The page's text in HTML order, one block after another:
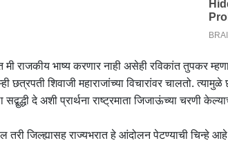
राजकीय भाष्य करणार नाही असेही रविकांत तुपकर
शिवाजी महाराजांच्या विचारांवर चालतो. त्यामुळे
दे अशी प्रार्थना राष्ट्रमाता जिजाऊंच्या चरणी
जिल्ह्यासह राज्यभरात हे आंदोलन पेटण्याची चिन्हे आहे.